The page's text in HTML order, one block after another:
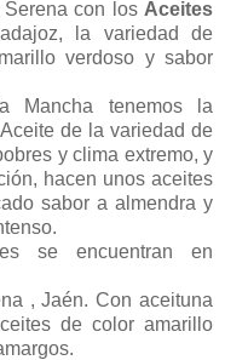
Serena con los Aceites
la variedad de
verdoso y sabor
Mancha tenemos la
Aceite de la variedad de
y clima extremo, y
hacen unos aceites
sabor a almendra y
se encuentran en
, Jaén. Con aceituna
de color amarillo